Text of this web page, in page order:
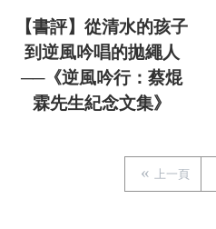
【書評】從清水的孩子
到逆風吟唱的拋繩人
──《逆風吟行：蔡焜
霖先生紀念文集》
上一頁